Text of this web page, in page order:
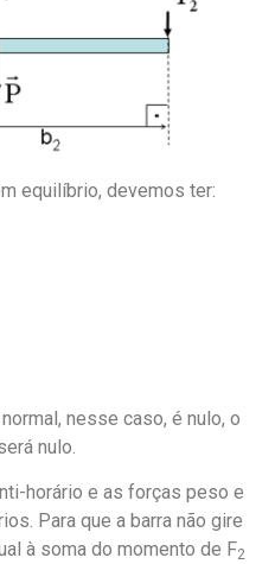
equilíbrio, devemos ter:
nesse caso, é nulo, o
nulo.
horário e as forças peso e
Para que a barra não gire
à soma do momento de F2